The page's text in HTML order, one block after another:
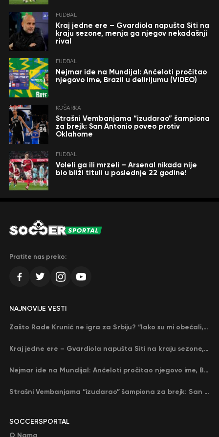
FUDBAL
Kraj jedne ere – Gvardiola napušta Siti na
kraju sezone, menja ga njegov nekadašnji
rival
FUDBAL
Nejmar ide na Mundijal: Anćeloti pročitao
njegovo ime, Brazil u delirijumu (VIDEO)
KOŠARKA
Strašni Vembanjama “izudarao” šampiona
za brejk: San Antonio poveo protiv
Oklahome
FUDBAL
Voleli ga ili mrzeli – Arsenal nikada nije
bio bliži tituli u poslednje 22 godine!
Pratite nas preko:
SOCCERSPORTAL
NAJNOVIJE VESTI
Zašto Rade Krunić ne igra za Srbiju? “Iako su mi obećali, niko me nije zvao…”
Kraj jedne ere – Gvardiola napušta Siti na kraju sezone, menja ga njegov nekadašnji rival
Nejmar ide na Mundijal: Anćeloti pročitao njegovo ime, Brazil u delirijumu (VIDEO)
Strašni Vembanjama “izudarao” šampiona za brejk: San Antonio poveo protiv Oklahome